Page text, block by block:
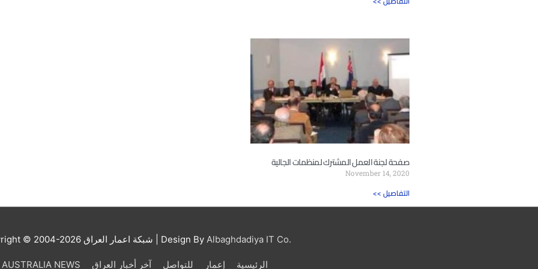
صفحة لجنة العمل المشترك لمنظمات الجالية
November 14, 2020
<< التفاصيل
© 2004-2026 شبكة اعمار العراق | Design By Albaghdadiya IT Co.
AUSTRALIA NEWS آخر أخبار العراق للتواصل إعمار الرئيسية